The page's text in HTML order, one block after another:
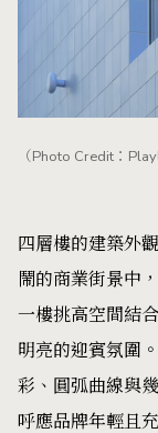
（Photo Credit：
四層樓的建築外
鬧的商業街景中
一樓挑高空間結
明亮的迎賓氛圍
彩、圓弧曲線與
呼應品牌年輕且